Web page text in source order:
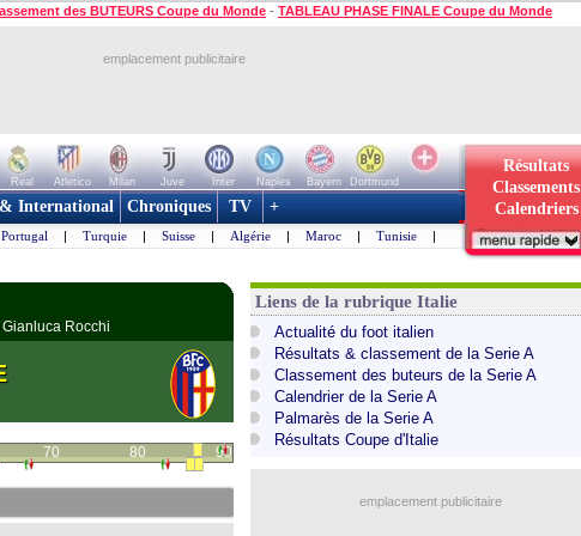
des BUTEURS Coupe du Monde - TABLEAU PHASE FINALE Coupe du Monde
emplacement publicitaire
Real Atletico Milan Juve Inter Naples Bayern
Dortmund
Résultats
Classements
Calendriers
& International Chroniques TV +
Portugal | Turquie | Suisse | Algérie | Maroc | Tunisie |
Gianluca Rocchi
70 80 90
Liens de la rubrique Italie
Actualité du foot italien
Résultats & classement de la Serie A
Classement des buteurs de la Serie A
Calendrier de la Serie A
Palmarès de la Serie A
Résultats Coupe d'Italie
emplacement publicitaire